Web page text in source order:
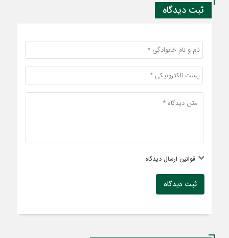
ثبت دیدگاه
قوانین ارسال دیدگاه
ثبت دیدگاه